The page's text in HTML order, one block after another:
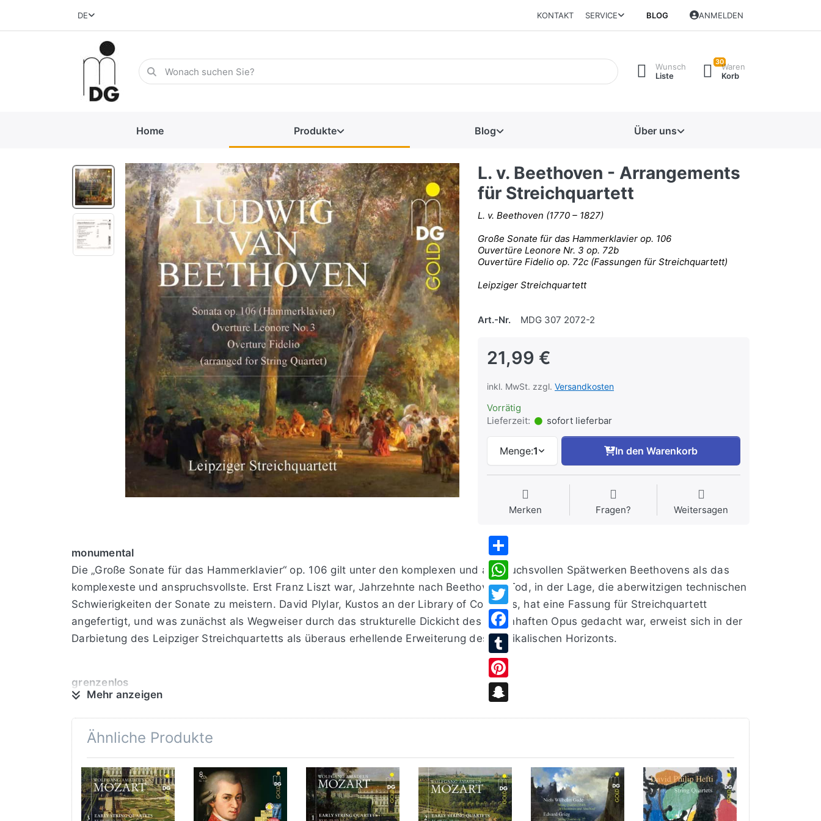
DE KONTAKT SERVICE BLOG ANMELDEN
Wunsch
Liste
30Waren
Korb
Home Produkte Blog Über uns
L. v. Beethoven - Arrangements
für Streichquartett
L. v. Beethoven (1770 – 1827)
Große Sonate für das Hammerklavier op. 106
Ouvertüre Leonore Nr. 3 op. 72b
Ouvertüre Fidelio op. 72c (Fassungen für Streichquartett)
Leipziger Streichquartett
Art.-Nr. MDG 307 2072-2
21,99 €
inkl. MwSt. zzgl. Versandkosten
Vorrätig
Lieferzeit:
sofort lieferbar
Menge:1 In den Warenkorb
Merken Fragen? Weitersagen
Share
WhatsApp
Twitter
Facebook
Tumblr
Pinterest
monumental
Die „Große Sonate für das Hammerklavier“ op. 106 gilt unter den komplexen und anspruchsvollen Spätwerken Beethovens als das
komplexeste und anspruchsvollste. Erst Franz Liszt war, Jahrzehnte nach Beethovens Tod, in der Lage, die aberwitzigen technischen
Schwierigkeiten der Sonate zu meistern. David Plylar, Kustos an der Library of Congress, hat eine Fassung für Streichquartett
angefertigt, und was zunächst als Wegweiser durch das strukturelle Dickicht des riesenhaften Opus gedacht war, erweist sich in der
Darbietung des Leipziger Streichquartetts als überaus erhellende Erweiterung des musikalischen Horizonts.
grenzenlos
Die ausgedehnten polyphonen Passagen profitieren natürlich zuerst von den Möglichkeiten des Ensemblespiels, sei es der Kanon zu
Beginn der Durchführung des ersten Satzes, oder, ganz besonders, die gewaltige Fuge des Finales, die auch die „Große Fuge“ op.
133 weit hinter sich lässt - da eröffnen sich plötzlich Zusammenhänge, die in Beethovens Original kaum nachzuvollziehen sind. Die
Intensität, die auf dem Klavier nicht zu erreichen ist.
ausgereizt
Alle 88 Tasten der Klaviatur werden von Beethoven beansprucht, zu seiner Zeit eine aufsehenerregende Sache. Die extremen Lagen
Mehr anzeigen
Ähnliche Produkte